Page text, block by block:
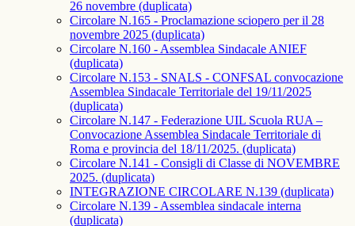
26 novembre (duplicata)
Circolare N.165 - Proclamazione sciopero per il 28
novembre 2025 (duplicata)
Circolare N.160 - Assemblea Sindacale ANIEF
(duplicata)
Circolare N.153 - SNALS - CONFSAL convocazione
Assemblea Sindacale Territoriale del 19/11/2025
(duplicata)
Circolare N.147 - Federazione UIL Scuola RUA –
Convocazione Assemblea Sindacale Territoriale di
Roma e provincia del 18/11/2025. (duplicata)
Circolare N.141 - Consigli di Classe di NOVEMBRE
2025. (duplicata)
INTEGRAZIONE CIRCOLARE N.139 (duplicata)
Circolare N.139 - Assemblea sindacale interna
(duplicata)